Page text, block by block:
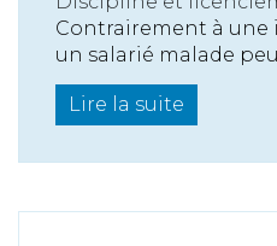
Contrairement à une
un salarié malade
Lire la suite